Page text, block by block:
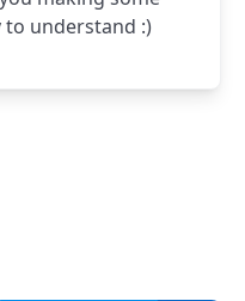
to understand :)